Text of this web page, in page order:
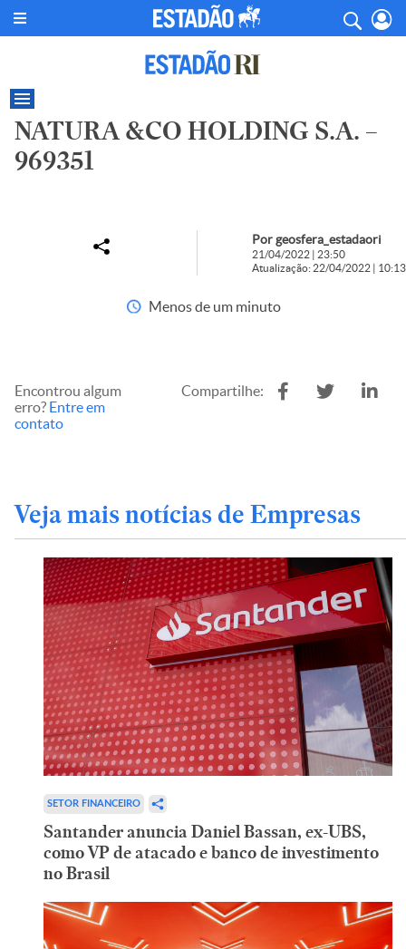
NATURA &CO HOLDING S.A. –
969351
Por geosfera_estadaori
21/04/2022 | 23:50
Atualização: 22/04/2022 | 10:13
Menos de um minuto
Encontrou algum
erro? Entre em
contato
Compartilhe:
Veja mais notícias de Empresas
SETOR FINANCEIRO
Santander anuncia Daniel Bassan, ex-UBS,
como VP de atacado e banco de investimento
no Brasil